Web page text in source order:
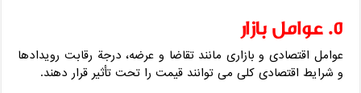
5. عوامل بازار
عوامل اقتصادی و بازاری مانند تقاضا و عرضه، درجة رقابت رویدادها
و شرایط اقتصادی کلی می‌ توانند قیمت را تحت تأثیر قرار دهند.